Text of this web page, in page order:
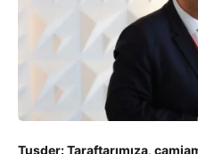
Tusder: Taraftarımıza,